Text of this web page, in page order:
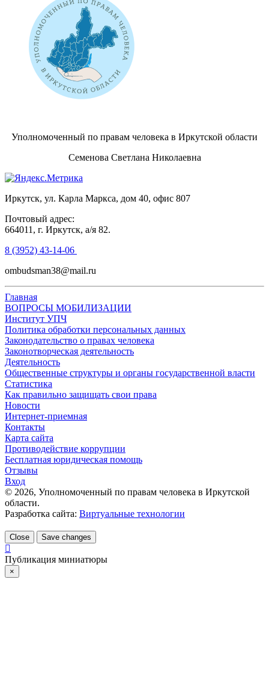
Уполномоченный по правам человека в Иркутской области
Семенова Светлана Николаевна
Иркутск, ул. Карла Маркса, дом 40, офис 807
Почтовый адрес:
664011, г. Иркутск, а/я 82.
8 (3952) 43-14-06
ombudsman38@mail.ru
Главная
ВОПРОСЫ МОБИЛИЗАЦИИ
Институт УПЧ
Политика обработки персональных данных
Законодательство о правах человека
Законотворческая деятельность
Деятельность
Общественные структуры и органы государственной власти
Статистика
Как правильно защищать свои права
Новости
Интернет-приемная
Контакты
Карта сайта
Противодействие коррупции
Бесплатная юридическая помощь
Отзывы
Вход
© 2026, Уполномоченный по правам человека в Иркутской
области.
Разработка сайта: Виртуальные технологии
Close Save changes
Публикация миниатюры
×